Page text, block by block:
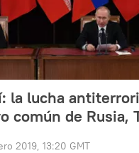
la lucha
común de Rusia,
2019, 13:20 GMT